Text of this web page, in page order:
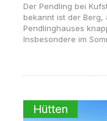
Der Pendling bei
bekannt ist der Berg,
Pendlinghauses
Insbesondere im
Hütten